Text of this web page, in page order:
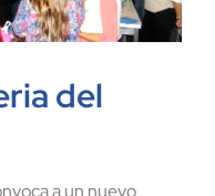
del
a un nuevo